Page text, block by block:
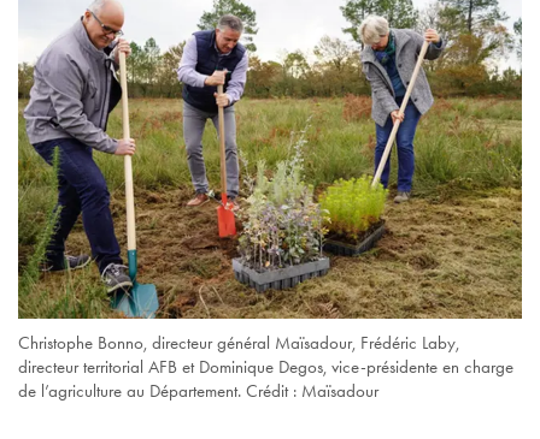
Christophe Bonno, directeur général Maïsadour, Frédéric Laby,
directeur territorial AFB et Dominique Degos, vice-présidente en charge
de l’agriculture au Département. Crédit : Maïsadour